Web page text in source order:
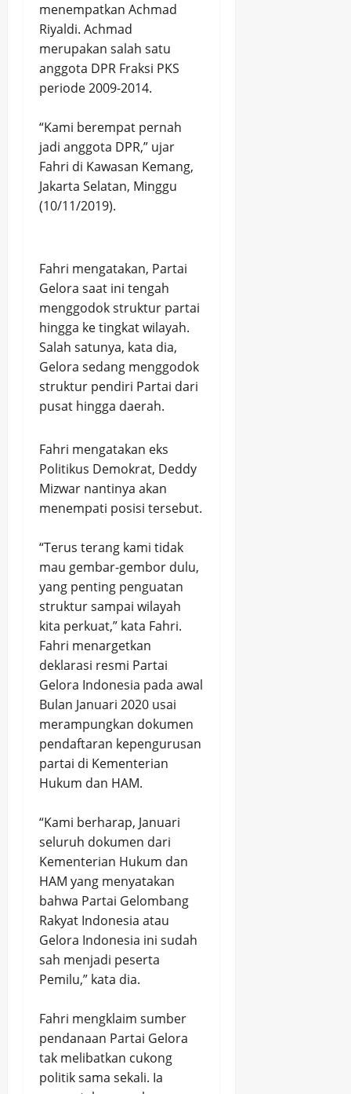
menempatkan Achmad
Riyaldi. Achmad
merupakan salah satu
anggota DPR Fraksi PKS
periode 2009-2014.
“Kami berempat pernah
jadi anggota DPR,” ujar
Fahri di Kawasan Kemang,
Jakarta Selatan, Minggu
(10/11/2019).
Fahri mengatakan, Partai
Gelora saat ini tengah
menggodok struktur partai
hingga ke tingkat wilayah.
Salah satunya, kata dia,
Gelora sedang menggodok
struktur pendiri Partai dari
pusat hingga daerah.
Fahri mengatakan eks
Politikus Demokrat, Deddy
Mizwar nantinya akan
menempati posisi tersebut.
“Terus terang kami tidak
mau gembar-gembor dulu,
yang penting penguatan
struktur sampai wilayah
kita perkuat,” kata Fahri.
Fahri menargetkan
deklarasi resmi Partai
Gelora Indonesia pada awal
Bulan Januari 2020 usai
merampungkan dokumen
pendaftaran kepengurusan
partai di Kementerian
Hukum dan HAM.
“Kami berharap, Januari
seluruh dokumen dari
Kementerian Hukum dan
HAM yang menyatakan
bahwa Partai Gelombang
Rakyat Indonesia atau
Gelora Indonesia ini sudah
sah menjadi peserta
Pemilu,” kata dia.
Fahri mengklaim sumber
pendanaan Partai Gelora
tak melibatkan cukong
politik sama sekali. Ia